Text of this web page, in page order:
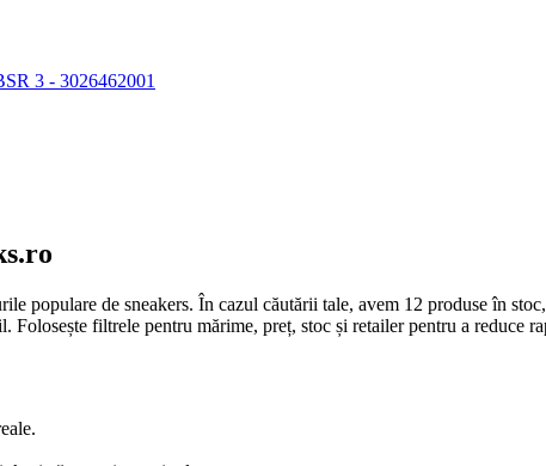
3 - 3026462001
populare de sneakers. În cazul căutării tale, avem 12 produse în
filtrele pentru mărime, preț, stoc și retailer pentru a reduce